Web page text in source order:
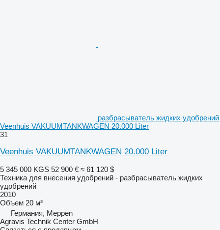
разбрасыватель жидких удобрений
Veenhuis VAKUUMTANKWAGEN 20.000 Liter
31
Veenhuis VAKUUMTANKWAGEN 20.000 Liter
5 345 000 KGS 52 900 € ≈ 61 120 $
Техника для внесения удобрений - разбрасыватель жидких
удобрений
2010
Объем 20 м³
Германия, Meppen
Agravis Technik Center GmbH